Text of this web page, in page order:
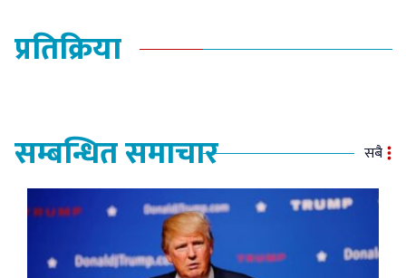
प्रतिक्रिया
सम्बन्धित समाचार सबै